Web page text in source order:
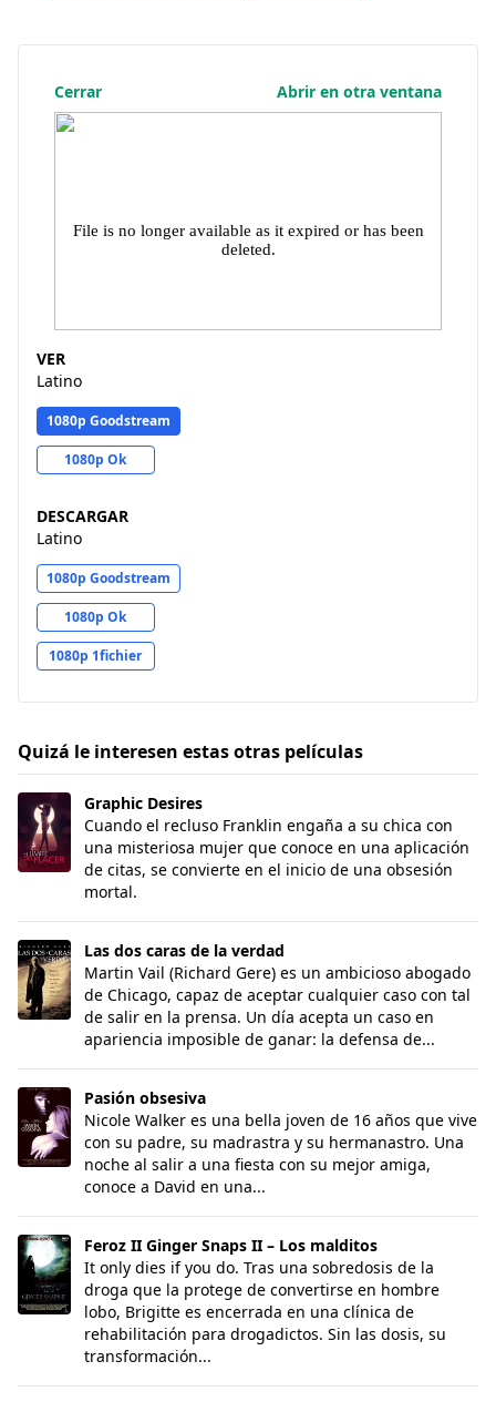
Cerrar Abrir en otra ventana
VER
Latino
1080p Goodstream
1080p Ok
DESCARGAR
Latino
1080p Goodstream
1080p Ok
1080p 1fichier
Quizá le interesen estas otras películas
Graphic Desires
Graphic Desires
Cuando el recluso Franklin engaña a su chica con
una misteriosa mujer que conoce en una aplicación
de citas, se convierte en el inicio de una obsesión
mortal.
Las dos caras de la verdad
Las dos caras de la verdad
Martin Vail (Richard Gere) es un ambicioso abogado
de Chicago, capaz de aceptar cualquier caso con tal
de salir en la prensa. Un día acepta un caso en
apariencia imposible de ganar: la defensa de...
Pasión obsesiva
Pasión obsesiva
Nicole Walker es una bella joven de 16 años que vive
con su padre, su madrastra y su hermanastro. Una
noche al salir a una fiesta con su mejor amiga,
conoce a David en una...
Feroz II Ginger Snaps II – Los malditos
Feroz II Ginger Snaps II – Los malditos
It only dies if you do. Tras una sobredosis de la
droga que la protege de convertirse en hombre
lobo, Brigitte es encerrada en una clínica de
rehabilitación para drogadictos. Sin las dosis, su
transformación...